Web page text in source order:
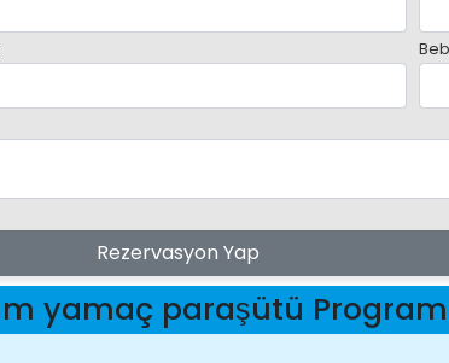
Rezervasyon Yap
yamaç paraşütü